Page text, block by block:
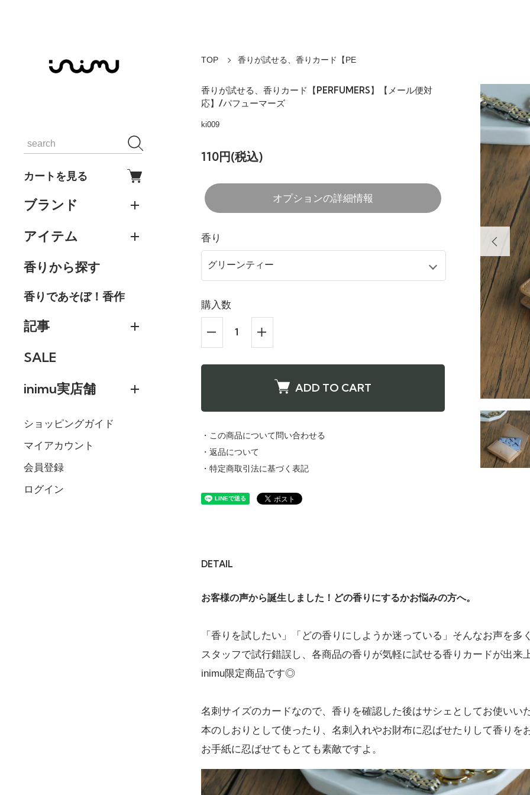
カートを見る
ブランド
アイテム
香りから探す
香りであそぼ！香作
記事
SALE
inimu実店舗
ショッピングガイド
マイアカウント
会員登録
ログイン
TOP 香りが試せる、香りカード【PE
香りが試せる、香りカード【PERFUMERS】【メール便対
応】/パフューマーズ
ki009
110円(税込)
オプションの詳細情報
香り
購入数
ADD TO CART
・この商品について問い合わせる
・返品について
・特定商取引法に基づく表記
DETAIL
お客様の声から誕生しました！どの香りにするかお悩みの方へ。
「香りを試したい」「どの香りにしようか迷っている」そんなお声を多
スタッフで試行錯誤し、各商品の香りが気軽に試せる香りカードが出来
inimu限定商品です◎
名刺サイズのカードなので、香りを確認した後はサシェとしてお使いい
本のしおりとして使ったり、名刺入れやお財布に忍ばせたりして香りを
お手紙に忍ばせてもとても素敵ですよ。
グリーンティー
110円(税込)
在庫：999
110円(税込)
ホワイトティー
在庫：999
フィグ
110円(税込)
在庫：999
ルビーマゼンタ
110円(税込)
在庫：999